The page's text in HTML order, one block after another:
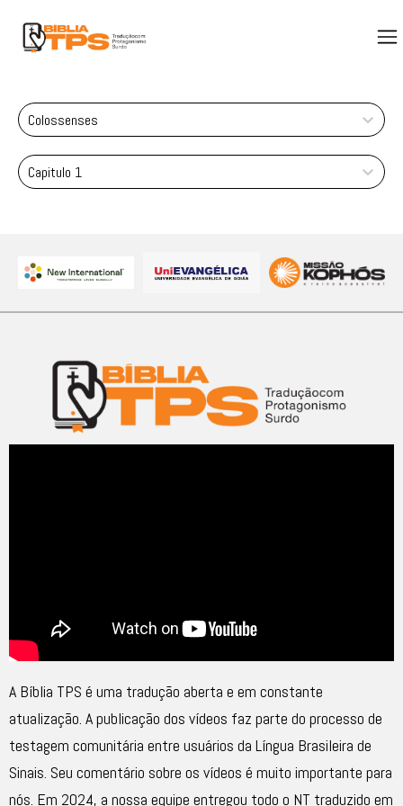
Colossenses
Capitulo 1
A Bíblia TPS é uma tradução aberta e em constante
atualização. A publicação dos vídeos faz parte do processo de
testagem comunitária entre usuários da Língua Brasileira de
Sinais. Seu comentário sobre os vídeos é muito importante para
nós. Em 2024, a nossa equipe entregou todo o NT traduzido em